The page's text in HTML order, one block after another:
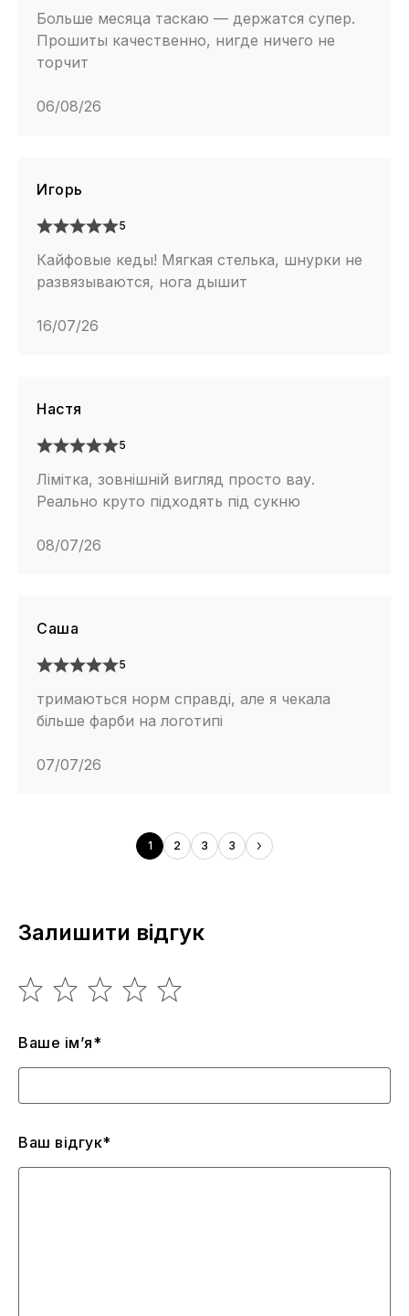
Больше месяца таскаю — держатся супер.
Прошиты качественно, нигде ничего не
торчит
06/08/26
Игорь
5
Кайфовые кеды! Мягкая стелька, шнурки не
развязываются, нога дышит
16/07/26
Настя
5
Лімітка, зовнішній вигляд просто вау.
Реально круто підходять під сукню
08/07/26
Саша
5
тримаються норм справді, але я чекала
більше фарби на логотипі
07/07/26
1 2 3 3
Залишити відгук
Ваше ім’я*
Ваш відгук*